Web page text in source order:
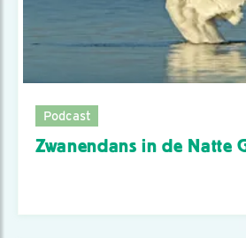
Podcast
Zwanendans in de Natte